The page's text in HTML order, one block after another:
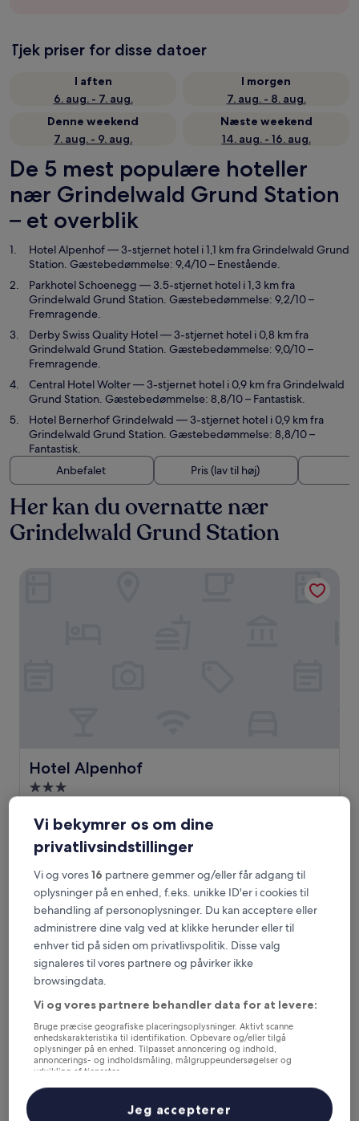
Tjek priser for disse datoer
I aften
6. aug. - 7. aug.
I morgen
7. aug. - 8. aug.
Denne weekend
7. aug. - 9. aug.
Næste weekend
14. aug. - 16. aug.
De 5 mest populære hoteller
nær Grindelwald Grund Station
– et overblik
Hotel Alpenhof— 3-stjernet hotel i 1,1 km fra Grindelwald Grund
Station. Gæstebedømmelse: 9,4/10 – Enestående.
Parkhotel Schoenegg — 3.5-stjernet hotel i 1,3 km fra
Grindelwald Grund Station. Gæstebedømmelse: 9,2/10 –
Fremragende.
Derby Swiss Quality Hotel— 3-stjernet hotel i 0,8 km fra
Grindelwald Grund Station. Gæstebedømmelse: 9,0/10 –
Fremragende.
Central Hotel Wolter— 3-stjernet hotel i 0,9 km fra Grindelwald
Grund Station. Gæstebedømmelse: 8,8/10 – Fantastisk.
Hotel Bernerhof Grindelwald — 3-stjernet hotel i 0,9 km fra
Grindelwald Grund Station. Gæstebedømmelse: 8,8/10 –
Fantastisk.
Anbefalet
Pris (lav til høj)
Her kan du overnatte nær
Grindelwald Grund Station
Hotel Alpenhof
Hotel Alpenhof
3.0-
overnatningssted
9.4
af
10,
Enestående,
(1.001
anmeldelser)
9,4/10 Enestående (1.001 anmeldelser)
2.427 kr.
inkluderer skatter og gebyrer
16. aug. - 17. aug.
Parkhotel Schoenegg
Parkhotel Schoenegg
Parkhotel Schoenegg
Vi bekymrer os om dine
privatlivsindstillinger
Vi og vores16 partnere gemmer og/eller får adgang til
oplysninger på en enhed, f.eks. unikke ID'er i cookies til
behandling af personoplysninger. Du kan acceptere eller
administrere dine valg ved at klikke herunder eller til
enhver tid på siden om privatlivspolitik. Disse valg
signaleres til vores partnere og påvirker ikke
browsingdata.
Vi og vores partnere behandler data for at levere:
Bruge præcise geografiske placeringsoplysninger. Aktivt scanne
enhedskarakteristika til identifikation. Opbevare og/eller tilgå
oplysninger på en enhed. Tilpasset annoncering og indhold,
annoncerings- og indholdsmåling, målgruppeundersøgelser og
udvikling af tjenester.
Liste over partnere (leverandører)
Jeg accepterer